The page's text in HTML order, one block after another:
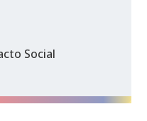
Social